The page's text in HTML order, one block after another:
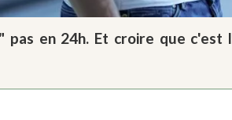
pas en 24h. Et croire que